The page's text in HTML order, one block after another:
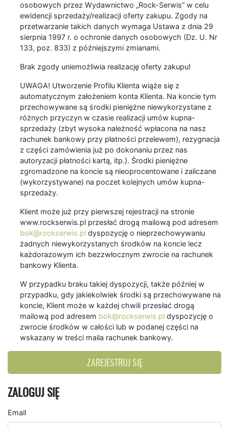
osobowych przez Wydawnictwo „Rock-Serwis” w celu
ewidencji sprzedaży/realizacji oferty zakupu. Zgody na
przetwarzanie takich danych wymaga Ustawa z dnia 29
sierpnia 1997 r. o ochronie danych osobowych (Dz. U. Nr
133, poz. 833) z późniejszymi zmianami.
Brak zgody uniemożliwia realizację oferty zakupu!
UWAGA! Utworzenie Profilu Klienta wiąże się z
automatycznym założeniem konta Klienta. Na koncie tym
przechowywane są środki pieniężne niewykorzystane z
różnych przyczyn w czasie realizacji umów kupna-
sprzedaży (zbyt wysoka należność wpłacona na nasz
rachunek bankowy przy płatności przelewem), rezygnacja
z części zamówienia już po dokonaniu przez nas
autoryzacji płatności kartą, itp.). Środki pieniężne
zgromadzone na koncie są nieoprocentowane i zaliczane
(wykorzystywane) na poczet kolejnych umów kupna-
sprzedaży.
Klient może już przy pierwszej rejestracji na stronie
www.rockserwis.pl przesłać drogą mailową pod adresem
bok@rockserwis.pl dyspozycję o nieprzechowywaniu
żadnych niewykorzystanych środków na koncie lecz
każdorazowym ich bezzwłocznym zwrocie na rachunek
bankowy Klienta.
W przypadku braku takiej dyspozycji, także później w
przypadku, gdy jakiekolwiek środki są przechowywane na
koncie, Klient może w każdej chwili przesłać drogą
mailową pod adresem bok@rockserwis.pl dyspozycję o
zwrocie środków w całości lub w podanej części na
wskazany w treści maila rachunek bankowy.
ZAREJESTRUJ SIĘ
ZALOGUJ SIĘ
Email